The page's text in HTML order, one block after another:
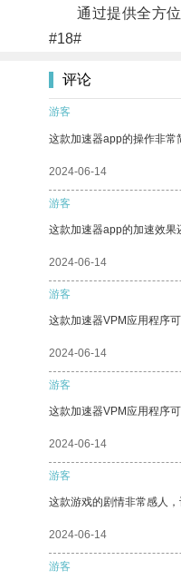
通过提供全方位
#18#
评论
游客
这款加速器app的操作非常
2024-06-14
游客
这款加速器app的加速效果
2024-06-14
游客
这款加速器VPM应用程序
2024-06-14
游客
这款加速器VPM应用程序
2024-06-14
游客
这款游戏的剧情非常感人，
2024-06-14
游客